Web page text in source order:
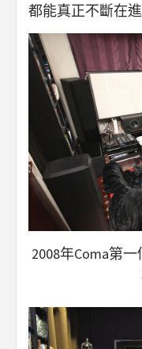
都能真正不斷在進
2008年Coma第